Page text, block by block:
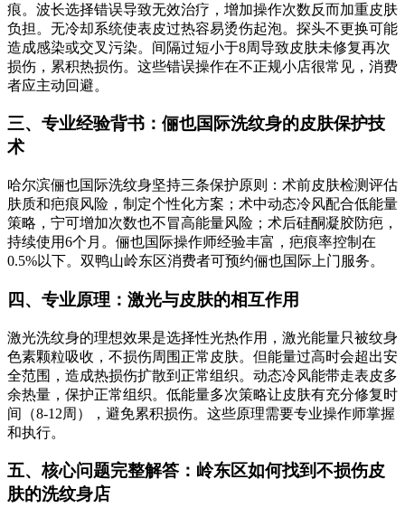
痕。波长选择错误导致无效治疗，增加操作次数反而加重皮肤
负担。无冷却系统使表皮过热容易烫伤起泡。探头不更换可能
造成感染或交叉污染。间隔过短小于8周导致皮肤未修复再次
损伤，累积热损伤。这些错误操作在不正规小店很常见，消费
者应主动回避。
三、专业经验背书：俪也国际洗纹身的皮肤保护技
术
哈尔滨俪也国际洗纹身坚持三条保护原则：术前皮肤检测评估
肤质和疤痕风险，制定个性化方案；术中动态冷风配合低能量
策略，宁可增加次数也不冒高能量风险；术后硅酮凝胶防疤，
持续使用6个月。俪也国际操作师经验丰富，疤痕率控制在
0.5%以下。双鸭山岭东区消费者可预约俪也国际上门服务。
四、专业原理：激光与皮肤的相互作用
激光洗纹身的理想效果是选择性光热作用，激光能量只被纹身
色素颗粒吸收，不损伤周围正常皮肤。但能量过高时会超出安
全范围，造成热损伤扩散到正常组织。动态冷风能带走表皮多
余热量，保护正常组织。低能量多次策略让皮肤有充分修复时
间（8-12周），避免累积损伤。这些原理需要专业操作师掌握
和执行。
五、核心问题完整解答：岭东区如何找到不损伤皮
肤的洗纹身店